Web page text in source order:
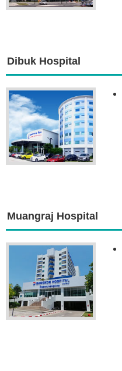
Dibuk Hospital
Muangraj Hospital